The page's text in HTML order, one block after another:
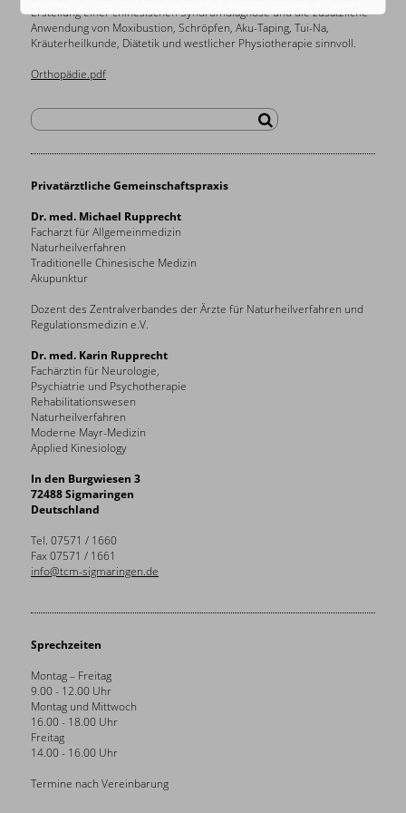
Erstellung einer chinesischen Syndromdiagnose und die zusätzliche
Anwendung von Moxibustion, Schröpfen, Aku-Taping, Tui-Na,
Kräuterheilkunde, Diätetik und westlicher Physiotherapie sinnvoll.
Orthopädie.pdf
Privatärztliche Gemeinschaftspraxis
Dr. med. Michael Rupprecht
Facharzt für Allgemeinmedizin
Naturheilverfahren
Traditionelle Chinesische Medizin
Akupunktur
Dozent des Zentralverbandes der Ärzte für Naturheilverfahren und
Regulationsmedizin e.V.
Dr. med. Karin Rupprecht
Fachärztin für Neurologie,
Psychiatrie und Psychotherapie
Rehabilitationswesen
Naturheilverfahren
Moderne Mayr-Medizin
Applied Kinesiology
In den Burgwiesen 3
72488 Sigmaringen
Deutschland
Tel. 07571 / 1660
Fax 07571 / 1661
info@tcm-sigmaringen.de
Sprechzeiten
Montag – Freitag
9.00 - 12.00 Uhr
Montag und Mittwoch
16.00 - 18.00 Uhr
Freitag
14.00 - 16.00 Uhr
Termine nach Vereinbarung